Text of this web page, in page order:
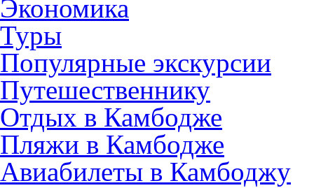
Экономика
Туры
Популярные экскурсии
Путешественнику
Отдых в Камбодже
Пляжи в Камбодже
Авиабилеты в Камбоджу